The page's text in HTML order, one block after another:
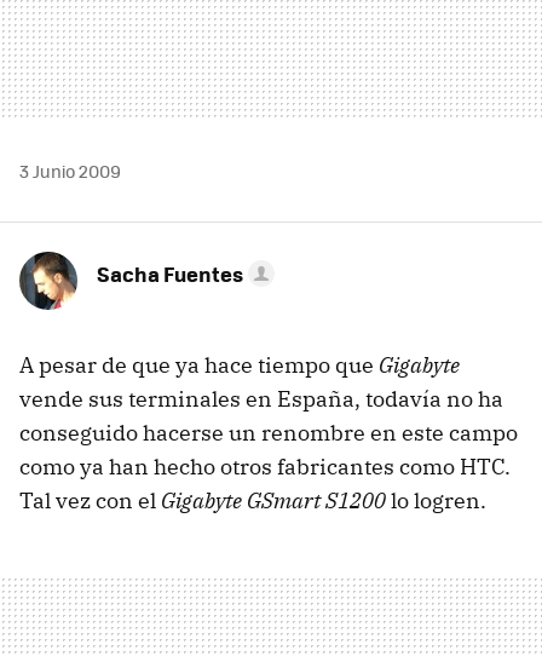
3 Junio 2009
Sacha Fuentes
A pesar de que ya hace tiempo que Gigabyte
vende sus terminales en España, todavía no ha
conseguido hacerse un renombre en este campo
como ya han hecho otros fabricantes como HTC.
Tal vez con el Gigabyte GSmart S1200lo logren.